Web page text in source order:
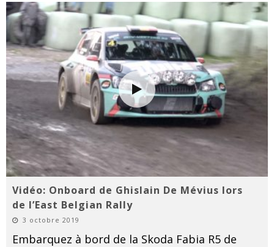
Vidéo: Onboard de Ghislain De Mévius lors
de l’East Belgian Rally
3 octobre 2019
Embarquez à bord de la Skoda Fabia R5 de